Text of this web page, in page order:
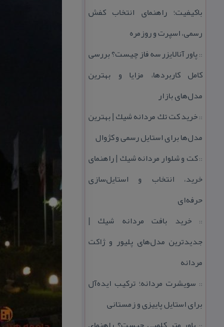
باكیفیت؛ راهنمای انتخاب كفش
رسمی، اسپرت و روزمره
:: پاور آنالایزر سه فاز چیست؟ بررسی
كامل كاربردها، مزایا و بهترین
مدل‌های بازار
::خرید كت تك مردانه شیك | بهترین
مدل‌ها برای استایل رسمی و كژوال
::كت و شلوار مردانه شیك | راهنمای
خرید، انتخاب و استایل‌سازی
حرفه‌ای
::خرید بافت مردانه شیك |
جدیدترین مدل‌های پلیور و ژاكت
مردانه
:: سویشرت مردانه؛ تركیب ایده‌آل
برای استایل پاییزی و زمستانی